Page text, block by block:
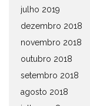
julho 2019
dezembro 2018
novembro 2018
outubro 2018
setembro 2018
agosto 2018